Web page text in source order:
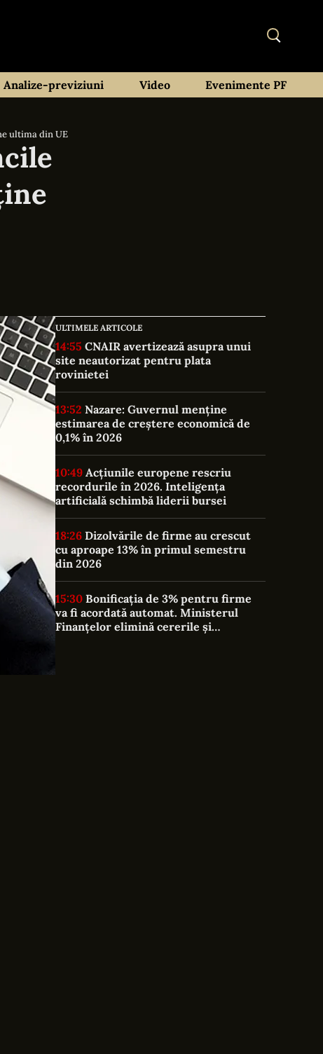
Analize-previziuni Video Evenimente PF
ultima din UE
ULTIMELE ARTICOLE
14:55
site neautorizat pentru plata
rovinietei
13:52
estimarea de creștere economică de
0,1% în 2026
10:49
recordurile în 2026. Inteligența
artificială schimbă liderii bursei
18:26
cu aproape 13% în primul semestru
din 2026
15:30
va fi acordată automat. Ministerul
Finanțelor elimină cererile și